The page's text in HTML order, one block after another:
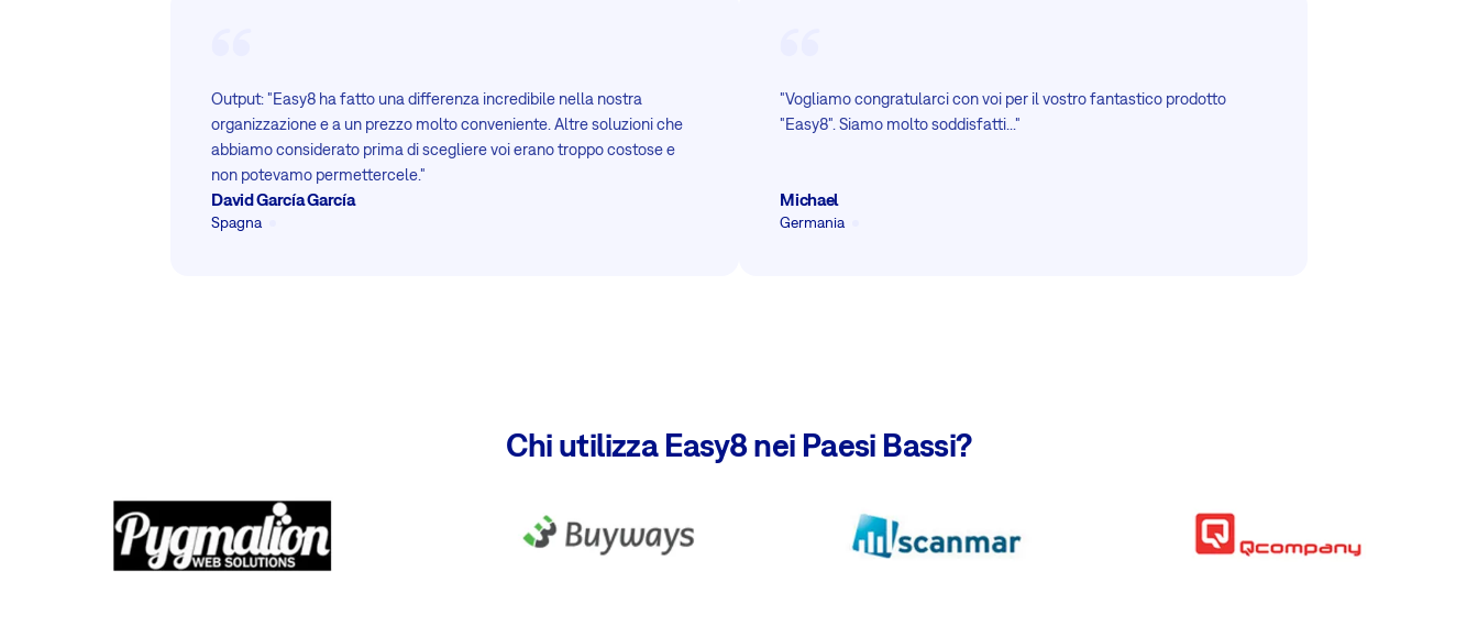
David García García
Spagna
Output: "Easy8 ha fatto una differenza incredibile nella nostra
organizzazione e a un prezzo molto conveniente. Altre soluzioni che
abbiamo considerato prima di scegliere voi erano troppo costose e
non potevamo permettercele."
Michael
Germania
"Vogliamo congratularci con voi per il vostro fantastico prodotto
"Easy8". Siamo molto soddisfatti..."
Chi utilizza Easy8 nei Paesi Bassi?